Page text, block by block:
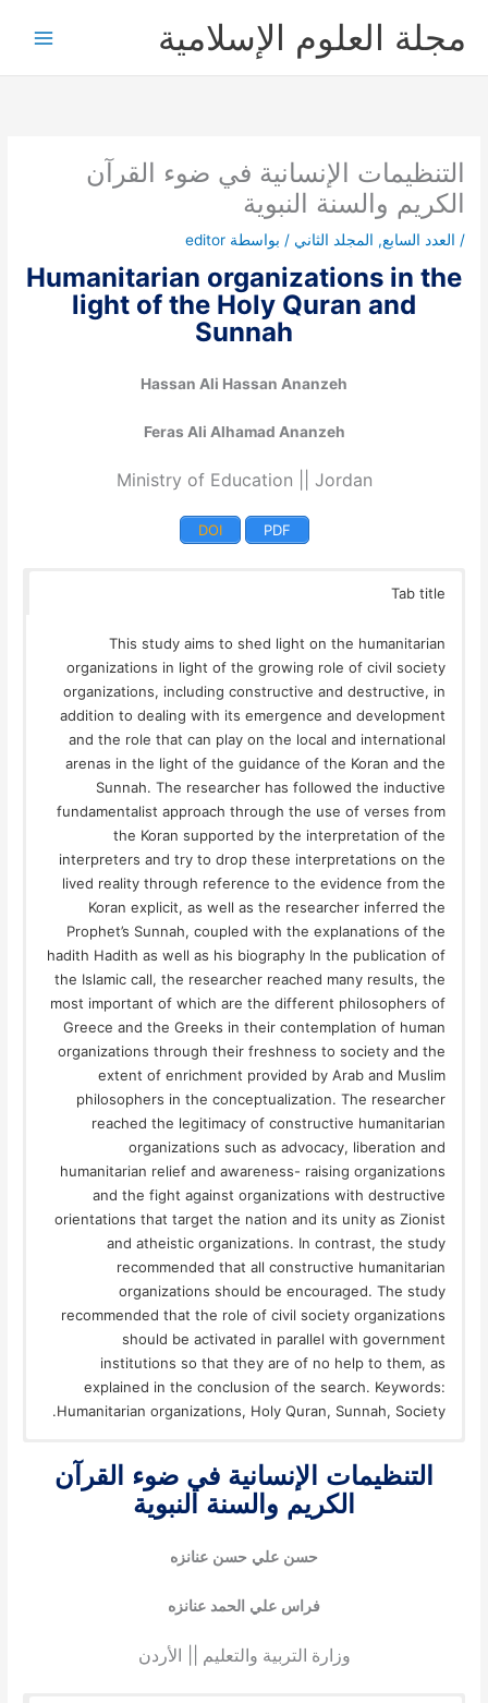
مجلة العلوم الإسلامية
التنظيمات الإنسانية في ضوء القرآن
الكريم والسنة النبوية
/ العدد السابع, المجلد الثاني / بواسطة editor
Humanitarian organizations in the
light of the Holy Quran and
Sunnah
Hassan Ali Hassan Ananzeh
Feras Ali Alhamad Ananzeh
Ministry of Education || Jordan
DOI PDF
Tab title
This study aims to shed light on the humanitarian
organizations in light of the growing role of civil society
organizations, including constructive and destructive, in
addition to dealing with its emergence and development
and the role that can play on the local and international
arenas in the light of the guidance of the Koran and the
Sunnah. The researcher has followed the inductive
fundamentalist approach through the use of verses from
the Koran supported by the interpretation of the
interpreters and try to drop these interpretations on the
lived reality through reference to the evidence from the
Koran explicit, as well as the researcher inferred the
Prophet’s Sunnah, coupled with the explanations of the
hadith Hadith as well as his biography In the publication of
the Islamic call, the researcher reached many results, the
most important of which are the different philosophers of
Greece and the Greeks in their contemplation of human
organizations through their freshness to society and the
extent of enrichment provided by Arab and Muslim
philosophers in the conceptualization. The researcher
reached the legitimacy of constructive humanitarian
organizations such as advocacy, liberation and
humanitarian relief and awareness- raising organizations
and the fight against organizations with destructive
orientations that target the nation and its unity as Zionist
and atheistic organizations. In contrast, the study
recommended that all constructive humanitarian
organizations should be encouraged. The study
recommended that the role of civil society organizations
should be activated in parallel with government
institutions so that they are of no help to them, as
explained in the conclusion of the search. Keywords:
Humanitarian organizations, Holy Quran, Sunnah, Society.
التنظيمات الإنسانية في ضوء القرآن
الكريم والسنة النبوية
حسن علي حسن عنانزه
فراس علي الحمد عنانزه
وزارة التربية والتعليم الأردن